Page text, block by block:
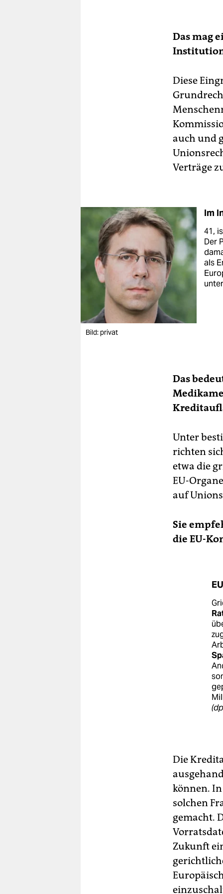
Das mag
Diese
auch und
Verträge
Bild: privat
Im
41,
Der
als
Das
Unter
richten
etwa die
EU-
auf
Sie
die EU-
Die
können.
solchen
gemacht.
Zukunft